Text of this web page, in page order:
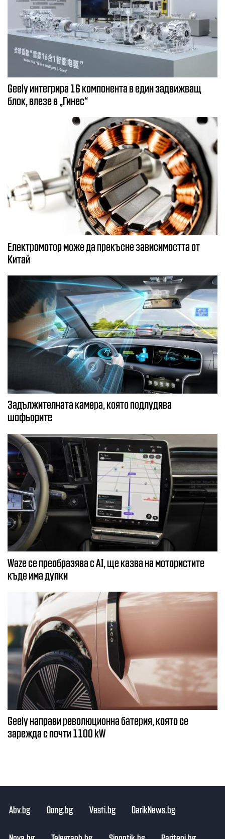
Geely интегрира 16 компонента в един задвижващ
блок, влезе в „Гинес“
Електромотор може да прекъсне зависимостта от
Китай
Задължителната камера, която подлудява
шофьорите
Waze се преобразява с AI, ще казва на мотористите
къде има дупки
Geely направи революционна батерия, която се
зарежда с почти 1100 kW
Abv.bg Gong.bg Vesti.bg DarikNews.bg